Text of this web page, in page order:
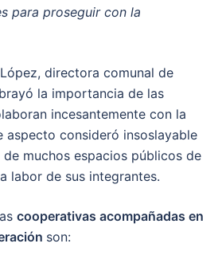
para proseguir con la
directora comunal de
la importancia de las
incesantemente con la
aspecto consideró insoslayable
muchos espacios públicos de
labor de sus integrantes.
cooperativas acompañadas en
son: